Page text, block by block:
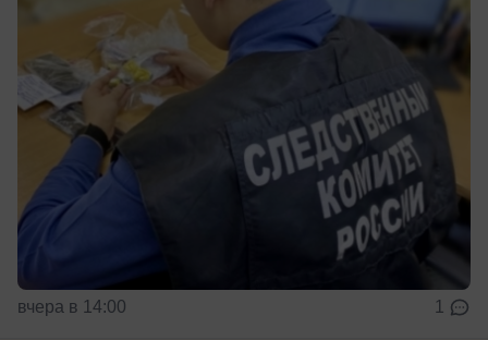
вчера в 14:00 1